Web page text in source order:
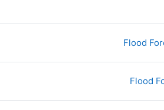
Floodرابط الكتروني
Flood